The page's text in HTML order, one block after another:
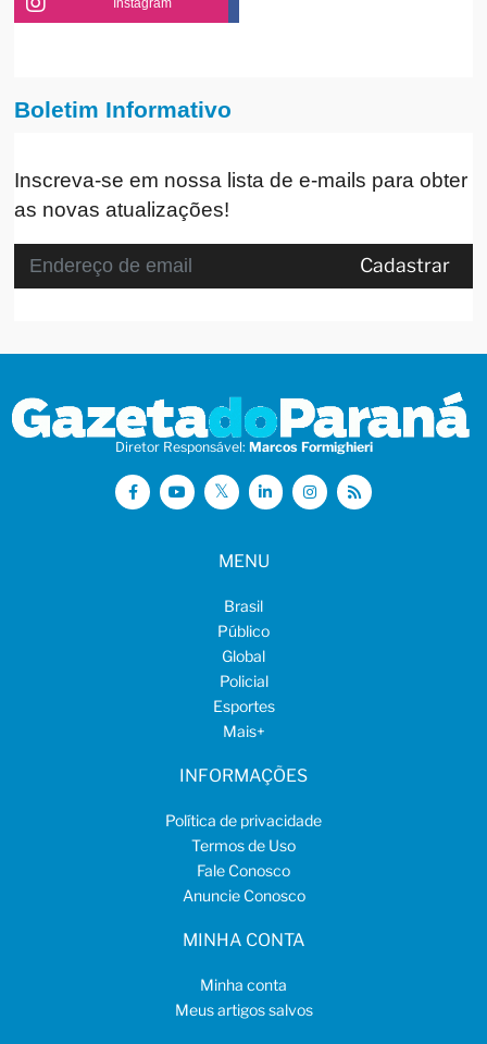
Boletim Informativo
Inscreva-se em nossa lista de e-mails para obter
as novas atualizações!
Cadastrar
Diretor Responsável: Marcos Formighieri
MENU
Brasil
Público
Global
Policial
Esportes
Mais+
INFORMAÇÕES
Política de privacidade
Termos de Uso
Fale Conosco
Anuncie Conosco
MINHA CONTA
Minha conta
Meus artigos salvos